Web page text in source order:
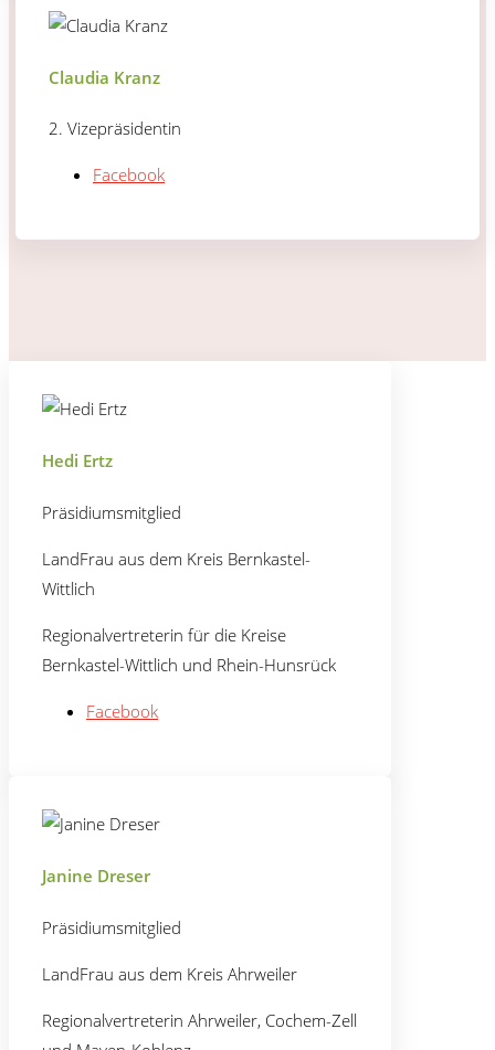
Claudia Kranz
2. Vizepräsidentin
Facebook
Hedi Ertz
Präsidiumsmitglied
LandFrau aus dem Kreis Bernkastel-
Wittlich
Regionalvertreterin für die Kreise
Bernkastel-Wittlich und Rhein-Hunsrück
Facebook
Janine Dreser
Präsidiumsmitglied
LandFrau aus dem Kreis Ahrweiler
Regionalvertreterin Ahrweiler, Cochem-Zell